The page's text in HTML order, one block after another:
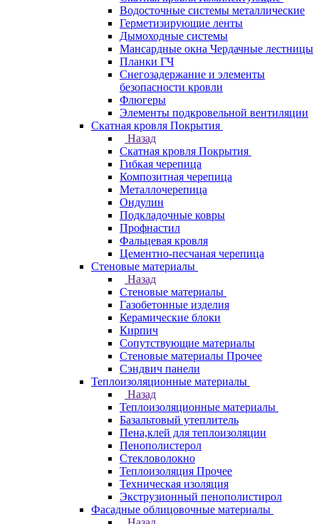
Водосточные системы металлические
Герметизирующие ленты
Дымоходные системы
Мансардные окна Чердачные лестницы
Планки ГЧ
Снегозадержание и элементы
безопасности кровли
Флюгеры
Элементы подкровельной вентиляции
Скатная кровля Покрытия
Назад
Скатная кровля Покрытия
Гибкая черепица
Композитная черепица
Металлочерепица
Ондулин
Подкладочные ковры
Профнастил
Фальцевая кровля
Цементно-песчаная черепица
Стеновые материалы
Назад
Стеновые материалы
Газобетонные изделия
Керамические блоки
Кирпич
Сопутствующие материалы
Стеновые материалы Прочее
Сэндвич панели
Теплоизоляционные материалы
Назад
Теплоизоляционные материалы
Базальтовый утеплитель
Пена,клей для теплоизоляции
Пенополистерол
Стекловолокно
Теплоизоляция Прочее
Техническая изоляция
Экструзионный пенополистирол
Фасадные облицовочные материалы